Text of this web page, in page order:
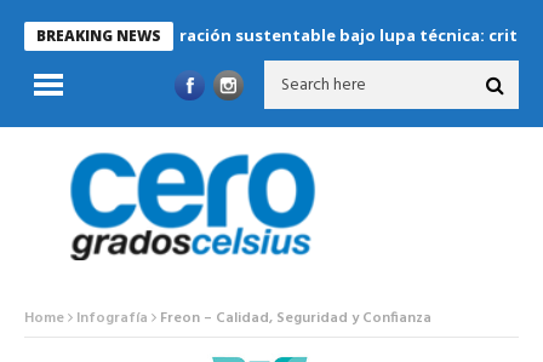
BREAKING NEWS
Refrigeración sustentable bajo lupa técnica: criterios
Home Infografía Freon – Calidad, Seguridad y Confianza